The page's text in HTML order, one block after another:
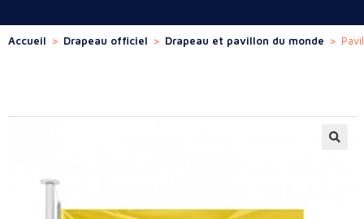
Accueil > Drapeau officiel > Drapeau et pavillon du monde >